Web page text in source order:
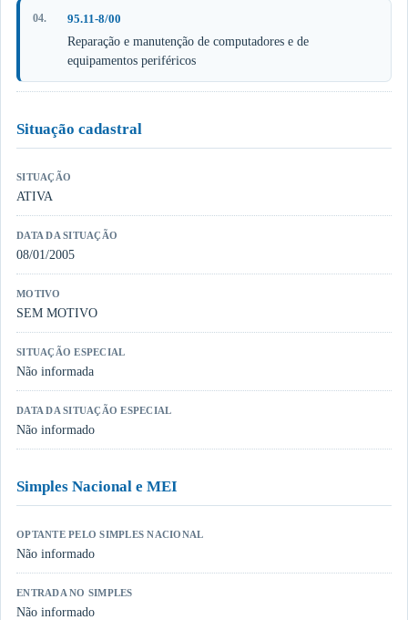
95.11-8/00
Reparação e manutenção de computadores e de
equipamentos periféricos
Situação cadastral
SITUAÇÃO
ATIVA
DATA DA SITUAÇÃO
08/01/2005
MOTIVO
SEM MOTIVO
SITUAÇÃO ESPECIAL
Não informada
DATA DA SITUAÇÃO ESPECIAL
Não informado
Simples Nacional e MEI
OPTANTE PELO SIMPLES NACIONAL
Não informado
ENTRADA NO SIMPLES
Não informado